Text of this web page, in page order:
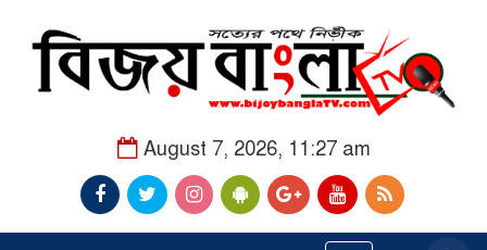
August 7, 2026, 11:27 am